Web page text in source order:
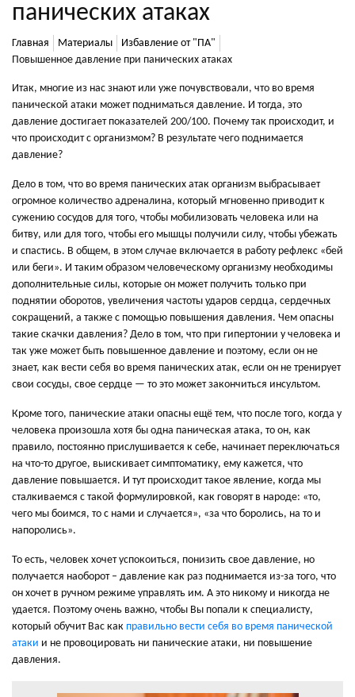
панических атаках
Главная Материалы
Избавление от "ПА"
Повышенное давление при панических атаках
Итак, многие из нас знают или уже почувствовали, что во время
панической атаки может подниматься давление. И тогда, это
давление достигает показателей 200/100. Почему так происходит, и
что происходит с организмом? В результате чего поднимается
давление?
Дело в том, что во время панических атак организм выбрасывает
огромное количество адреналина, который мгновенно приводит к
сужению сосудов для того, чтобы мобилизовать человека или на
битву, или для того, чтобы его мышцы получили силу, чтобы убежать
и спастись. В общем, в этом случае включается в работу рефлекс «бей
или беги». И таким образом человеческому организму необходимы
дополнительные силы, которые он может получить только при
поднятии оборотов, увеличения частоты ударов сердца, сердечных
сокращений, а также с помощью повышения давления. Чем опасны
такие скачки давления? Дело в том, что при гипертонии у человека и
так уже может быть повышенное давление и поэтому, если он не
знает, как вести себя во время панических атак, если он не тренирует
свои сосуды, свое сердце — то это может закончиться инсультом.
Кроме того, панические атаки опасны ещё тем, что после того, когда у
человека произошла хотя бы одна паническая атака, то он, как
правило, постоянно прислушивается к себе, начинает переключаться
на что-то другое, выискивает симптоматику, ему кажется, что
давление повышается. И тут происходит такое явление, когда мы
сталкиваемся с такой формулировкой, как говорят в народе: «то,
чего мы боимся, то с нами и случается», «за что боролись, на то и
напоролись».
То есть, человек хочет успокоиться, понизить свое давление, но
получается наоборот – давление как раз поднимается из-за того, что
он хочет в ручном режиме управлять им. А это никому и никогда не
удается. Поэтому очень важно, чтобы Вы попали к специалисту,
который обучит Вас как правильно вести себя во время панической
атаки и не провоцировать ни панические атаки, ни повышение
давления.